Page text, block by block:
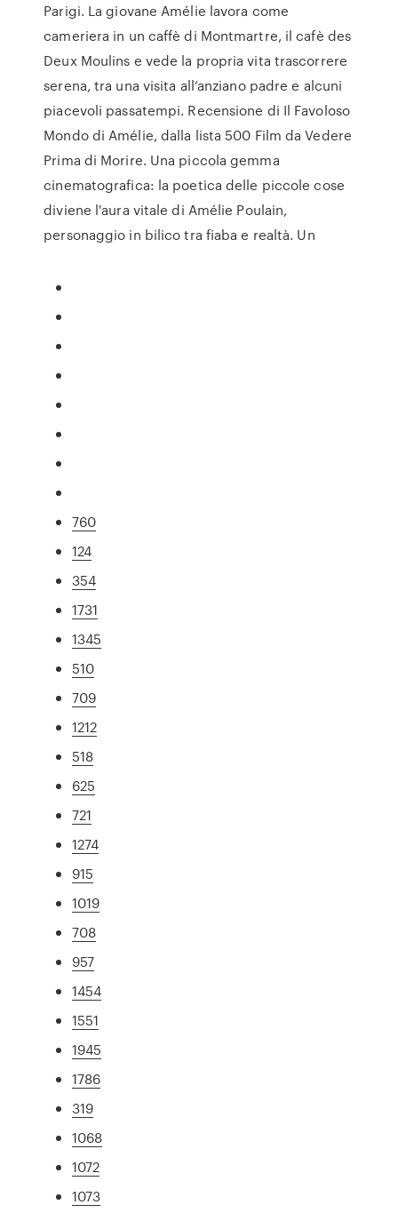
Parigi. La giovane Amélie lavora come
cameriera in un caffè di Montmartre, il cafè des
Deux Moulins e vede la propria vita trascorrere
serena, tra una visita all’anziano padre e alcuni
piacevoli passatempi. Recensione di Il Favoloso
Mondo di Amélie, dalla lista 500 Film da Vedere
Prima di Morire. Una piccola gemma
cinematografica: la poetica delle piccole cose
diviene l'aura vitale di Amélie Poulain,
personaggio in bilico tra fiaba e realtà. Un
760
124
354
1731
1345
510
709
1212
518
625
721
1274
915
1019
708
957
1454
1551
1945
1786
319
1068
1072
1073